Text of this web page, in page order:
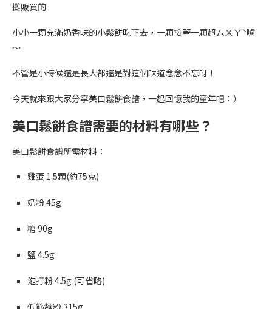
攤販買的
小小一顆充滿奶香味的小鬆餅吃下去，一顆接著一顆超ㄙㄨㄚˋ嘴
～
不管是小時候還是長大都還是對這個味道念念不忘呀！
今天就來跟大家分享美口鬆餅食譜，一起回憶我的童年吧：）
美口鬆餅食譜需要的材料有哪些？
美口鬆餅食譜所需材料：
雞蛋 1.5顆(約75克)
奶粉 45g
糖 90g
鹽 4.5g
泡打粉 4.5g (可省略)